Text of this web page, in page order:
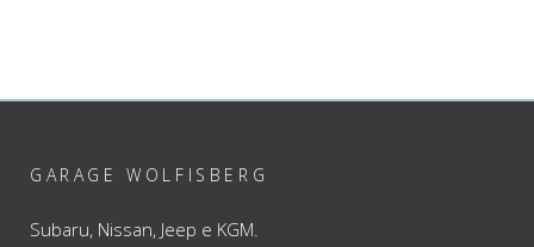
GARAGE WOLFISBERG
Subaru, Nissan, Jeep e KGM.